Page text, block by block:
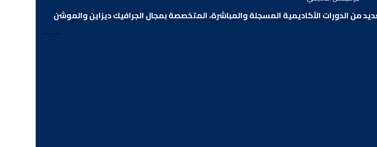
من الدورات الأكاديمية المسجلة والمباشرة، المتخصصة بمجال الجرافيك ديزاين والموشن